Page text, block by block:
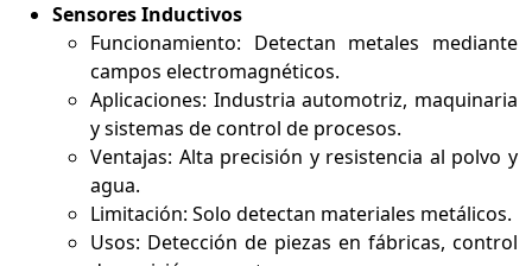
Sensores Inductivos
Funcionamiento: Detectan metales mediante
campos electromagnéticos.
Aplicaciones: Industria automotriz, maquinaria
y sistemas de control de procesos.
Ventajas: Alta precisión y resistencia al polvo y
agua.
Limitación: Solo detectan materiales metálicos.
Usos: Detección de piezas en fábricas, control